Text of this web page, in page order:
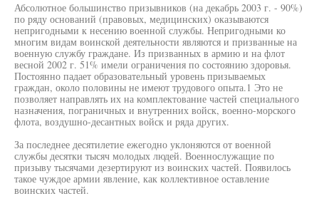
Абсолютное большинство призывников (на декабрь 2003 г. - 90%)
по ряду оснований (правовых, медицинских) оказываются
непригодными к несению военной службы. Непригодными ко
многим видам воинской деятельности являются и призванные на
военную службу граждане. Из призванных в армию и на флот
весной 2002 г. 51% имели ограничения по состоянию здоровья.
Постоянно падает образовательный уровень призываемых
граждан, около половины не имеют трудового опыта.1 Это не
позволяет направлять их на комплектование частей специального
назначения, пограничных и внутренних войск, военно-морского
флота, воздушно-десантных войск и ряда других.
За последнее десятилетие ежегодно уклоняются от военной
службы десятки тысяч молодых людей. Военнослужащие по
призыву тысячами дезертируют из воинских частей. Появилось
такое чуждое армии явление, как коллективное оставление
воинских частей.